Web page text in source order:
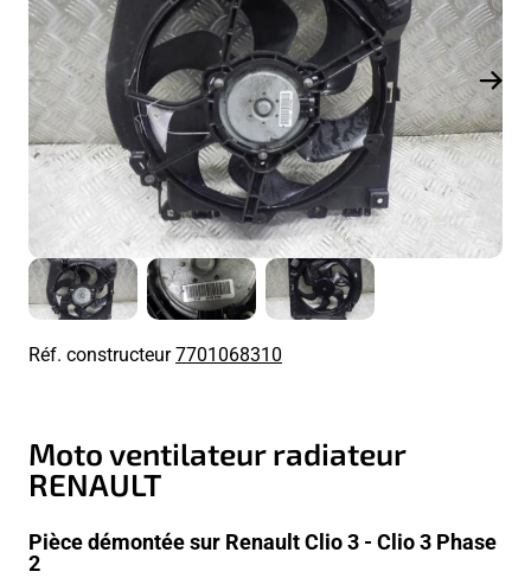
Réf. constructeur7701068310
Moto ventilateur radiateur
RENAULT
Pièce démontée sur Renault Clio 3 - Clio 3 Phase
2